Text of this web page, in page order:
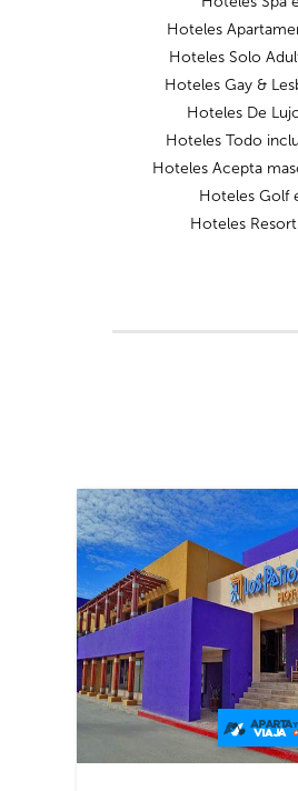
Hoteles
Hoteles Solo
Hoteles Gay &
Hoteles De
Hoteles Todo
Hoteles Acepta
Hoteles Golf
Hoteles